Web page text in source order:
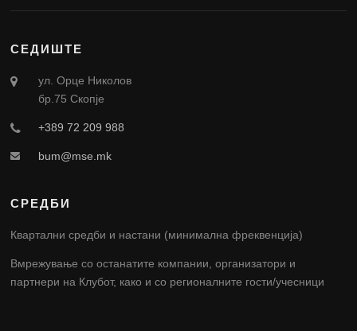
СЕДИШТЕ
ул. Орце Николов
бр.75 Скопје
+389 72 209 988
bum@mse.mk
СРЕДБИ
Квартални средби и настани (минимална фреквенција)
Вмрежување со останатите компании, организатори и
партнери на Клубот, како и со регионалните гости/учесници